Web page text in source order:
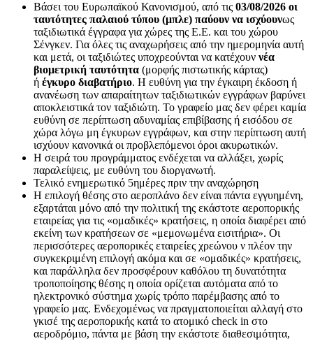
Βάσει του Ευρωπαϊκού Κανονισμού, από τις 03/08/2026 οι
ταυτότητες παλαιού τύπου (μπλε) παύουν να ισχύουνως
ταξιδιωτικά έγγραφα για χώρες της Ε.Ε. και του χώρου
Σένγκεν. Για όλες τις αναχωρήσεις από την ημερομηνία αυτή
και μετά, οι ταξιδιώτες υποχρεούνται να κατέχουν νέα
βιομετρική ταυτότητα (μορφής πιστωτικής κάρτας)
ή έγκυρο διαβατήριο. Η ευθύνη για την έγκαιρη έκδοση ή
ανανέωση των απαραίτητων ταξιδιωτικών εγγράφων βαρύνει
αποκλειστικά τον ταξιδιώτη. Το γραφείο μας δεν φέρει καμία
ευθύνη σε περίπτωση αδυναμίας επιβίβασης ή εισόδου σε
χώρα λόγω μη έγκυρων εγγράφων, και στην περίπτωση αυτή
ισχύουν κανονικά οι προβλεπόμενοι όροι ακυρωτικών.
Η σειρά του προγράμματος ενδέχεται να αλλάξει, χωρίς
παραλείψεις, με ευθύνη του διοργανωτή.
Τελικό ενημερωτικό 5ημέρες πριν την αναχώρηση
Η επιλογή θέσης στο αεροπλάνο δεν είναι πάντα εγγυημένη,
εξαρτάται μόνο από την πολιτική της εκάστοτε αεροπορικής
εταιρείας για τις «ομαδικές» κρατήσεις, η οποία διαφέρει από
εκείνη των κρατήσεων σε «μεμονωμένα εισιτήρια». Οι
περισσότερες αεροπορικές εταιρείες χρεώνου ν πλέον την
συγκεκριμένη επιλογή ακόμα και σε «ομαδικές» κρατήσεις,
και παράλληλα δεν προσφέρουν καθόλου τη δυνατότητα
τροποποίησης θέσης η οποία ορίζεται αυτόματα από το
ηλεκτρονικό σύστημα χωρίς τρόπο παρέμβασης από το
γραφείο μας. Ενδεχομένως να πραγματοποιείται αλλαγή στο
γκισέ της αεροπορικής κατά το ατομικό check in στο
αεροδρόμιο, πάντα με βάση την εκάστοτε διαθεσιμότητα,